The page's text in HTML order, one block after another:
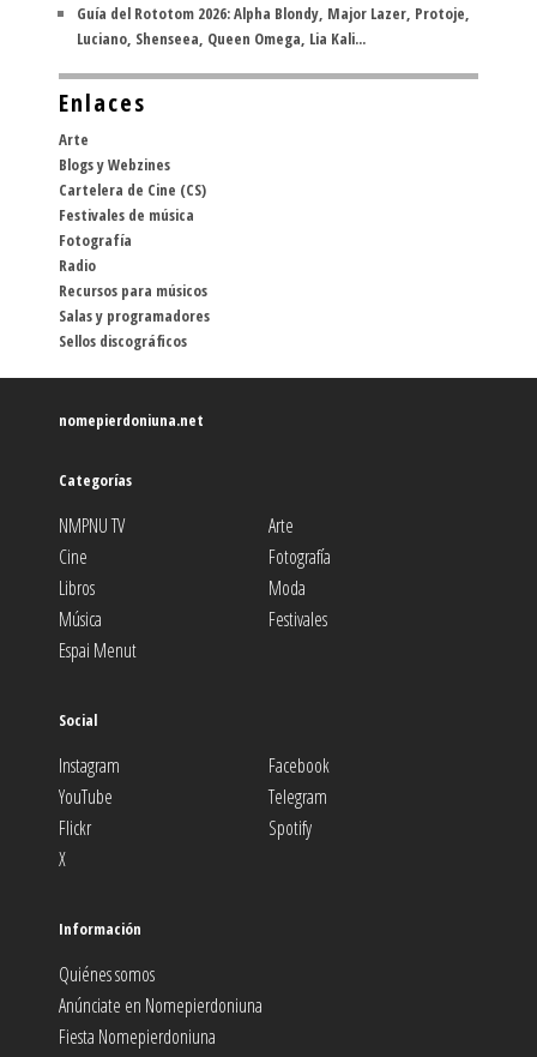
Guía del Rototom 2026: Alpha Blondy, Major Lazer, Protoje,
Luciano, Shenseea, Queen Omega, Lia Kali...
Enlaces
Arte
Blogs y Webzines
Cartelera de Cine (CS)
Festivales de música
Fotografía
Radio
Recursos para músicos
Salas y programadores
Sellos discográficos
nomepierdoniuna.net
Categorías
NMPNU TV
Arte
Cine
Fotografía
Libros
Moda
Música
Festivales
Espai Menut
Social
Instagram
Facebook
YouTube
Telegram
Flickr
Spotify
X
Información
Quiénes somos
Anúnciate en Nomepierdoniuna
Fiesta Nomepierdoniuna